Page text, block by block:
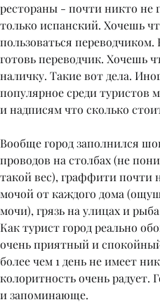
рестораны - почти никто не
только испанский. Хочешь
пользоваться
готовь переводчик. Хочешь
наличку. Такие вот дела.
популярное среди туристов
и надписям что сколько
Вообще город заполнился
проводов на столбах (не
такой вес), граффити почти
мочой от каждого дома
мочи), грязь на улицах и
Как турист город реально
очень приятный и
более чем 1 день не имеет
колоритность очень радует.
и запоминающе.